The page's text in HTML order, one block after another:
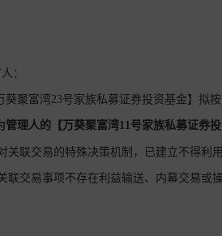
：
葵聚富湾23号家族私募证券投资基金】拟
管理人的【 万葵聚富湾11号家族私募证券
关联交易的特殊决策机制，已建立不得利
联交易事项不存在利益输送、内幕交易或